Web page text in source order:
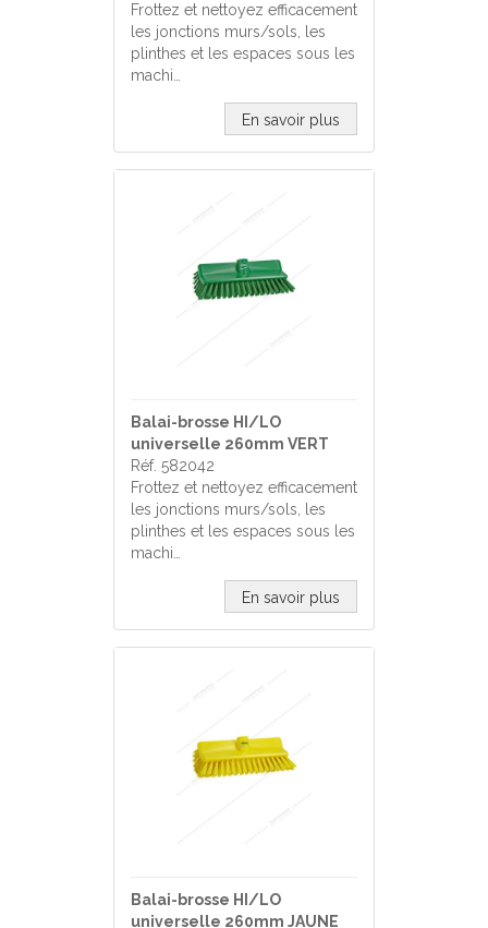
Frottez et nettoyez efficacement
les jonctions murs/sols, les
plinthes et les espaces sous les
machi…
En savoir plus
Balai-brosse HI/LO
universelle 260mm VERT
Réf. 582042
Frottez et nettoyez efficacement
les jonctions murs/sols, les
plinthes et les espaces sous les
machi…
En savoir plus
Balai-brosse HI/LO
universelle 260mm JAUNE